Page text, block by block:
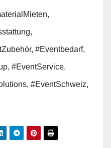
#Eventbedarf,
#EventService,
#EventSchweiz,